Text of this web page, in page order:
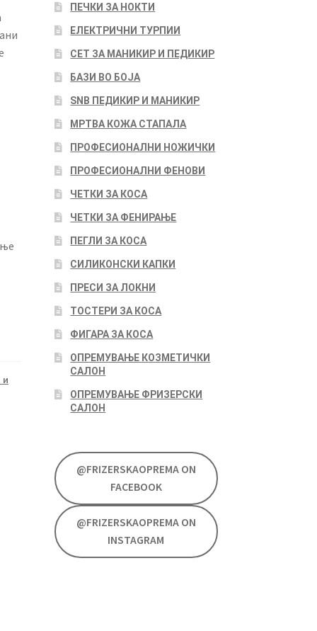
и
ПЕЧКИ ЗА НОКТИ
ЕЛЕКТРИЧНИ ТУРПИИ
СЕТ ЗА МАНИКИР И ПЕДИКИР
БАЗИ ВО БОЈА
SNB ПЕДИКИР И МАНИКИР
МРТВА КОЖА СТАПАЛА
ПРОФЕСИОНАЛНИ НОЖИЧКИ
ПРОФЕСИОНАЛНИ ФЕНОВИ
ЧЕТКИ ЗА КОСА
ЧЕТКИ ЗА ФЕНИРАЊЕ
ПЕГЛИ ЗА КОСА
СИЛИКОНСКИ КАПКИ
ПРЕСИ ЗА ЛОКНИ
ТОСТЕРИ ЗА КОСА
ФИГАРА ЗА КОСА
ОПРЕМУВАЊЕ КОЗМЕТИЧКИ
САЛОН
ОПРЕМУВАЊЕ ФРИЗЕРСКИ
САЛОН
@FRIZERSKAOPREMA ON
FACEBOOK
@FRIZERSKAOPREMA ON
INSTAGRAM